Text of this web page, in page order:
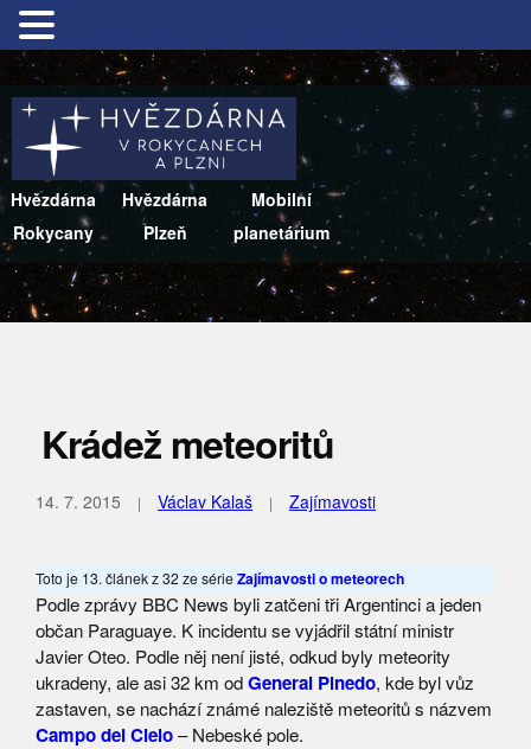
Hvězdárna
Rokycany
Hvězdárna
Plzeň
Mobilní
planetárium
Krádež meteoritů
14. 7. 2015 Václav Kalaš Zajímavosti
Toto je 13. článek z 32 ze sérieZajímavosti o meteorech
Podle zprávy BBC News byli zatčeni tři Argentinci a jeden
občan Paraguaye. K incidentu se vyjádřil státní ministr
Javier Oteo. Podle něj není jisté, odkud byly meteority
ukradeny, ale asi 32 km odGeneral Pinedo, kde byl vůz
zastaven, se nachází známé naleziště meteoritů s názvem
Campo del Cielo– Nebeské pole.